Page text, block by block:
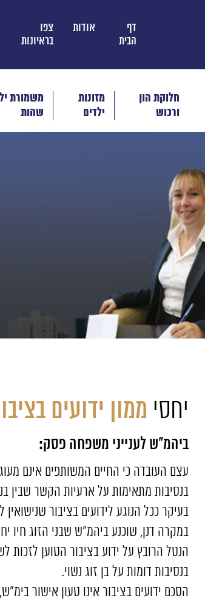
דף
הבית
אודות
צפו
בראיונות
חלוקת הון
ורכוש
מזונות
ילדים
משמורת
שהות
יחסי ממון ידועים
ביהמ"ש לענייני משפחה פסק:
עצם העובדה כי החיים המשותפים אינם
בנסיבות מתאימות על ארעיות הקשר שבין
בעיקר ככל הנוגע לידועים בציבור
במקרה דנן, שוכנע ביהמ"ש שבני הזוג חיו
הנטל הרובץ על ידוע בציבור הטוען לזכות
בנסיבות דומות על בן זוג נשוי.
הסכם ידועים בציבור אינו טעון אישור